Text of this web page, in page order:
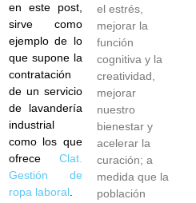
en este post,
sirve como
ejemplo de lo
que supone la
contratación
de un servicio
de lavandería
industrial
como los que
ofrece Clat.
Gestión de
ropa laboral
el estrés,
mejorar la
función
cognitiva y la
creatividad,
mejorar
nuestro
bienestar y
acelerar la
curación; a
medida que la
población